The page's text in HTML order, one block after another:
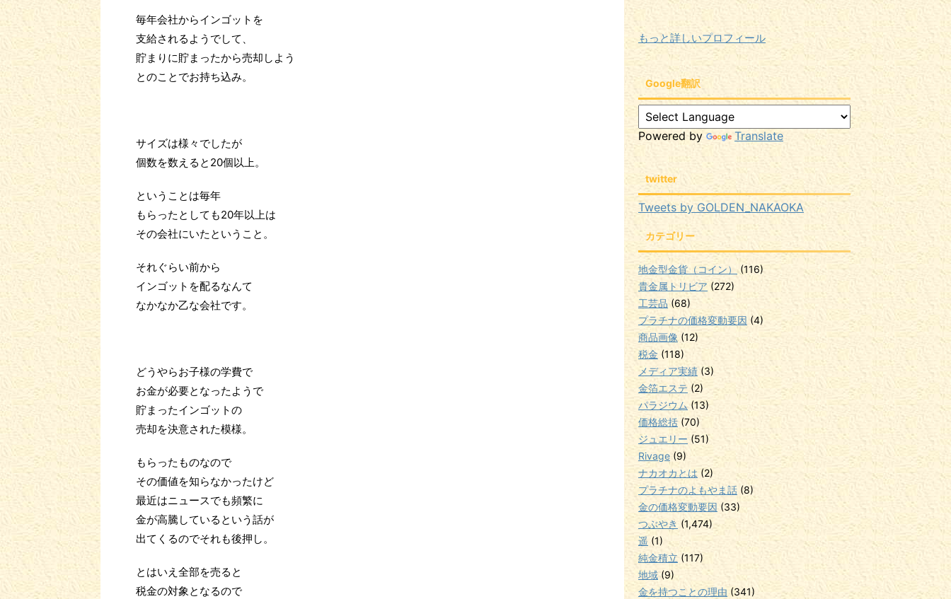
毎年会社からインゴットを
支給されるようでして、
貯まりに貯まったから売却しよう
とのことでお持ち込み。
サイズは様々でしたが
個数を数えると20個以上。
ということは毎年
もらったとしても20年以上は
その会社にいたということ。
それぐらい前から
インゴットを配るなんて
なかなか乙な会社です。
どうやらお子様の学費で
お金が必要となったようで
貯まったインゴットの
売却を決意された模様。
もらったものなので
その価値を知らなかったけど
最近はニュースでも頻繁に
金が高騰しているという話が
出てくるのでそれも後押し。
とはいえ全部を売ると
税金の対象となるので
もっと詳しいプロフィール
Google翻訳
Powered by Translate
twitter
Tweets by GOLDEN_NAKAOKA
カテゴリー
地金型金貨（コイン） (116)
貴金属トリビア (272)
工芸品 (68)
プラチナの価格変動要因 (4)
商品画像 (12)
税金 (118)
メディア実績 (3)
金箔エステ (2)
パラジウム(13)
価格総括 (70)
ジュエリー (51)
Rivage (9)
ナカオカとは (2)
プラチナのよもやま話 (8)
金の価格変動要因 (33)
つぶやき (1,474)
遥 (1)
純金積立 (117)
地域(9)
金を持つことの理由 (341)